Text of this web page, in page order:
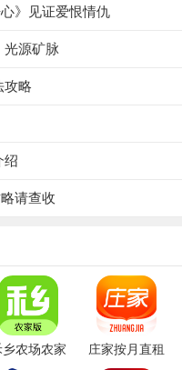
双倍物品掉率;
之海】套装制作所需材
城】套装制作所需材料，
》见证爱恨情仇
光源矿脉
攻略
绍
请查收
乡农场农家
庄家按月直租